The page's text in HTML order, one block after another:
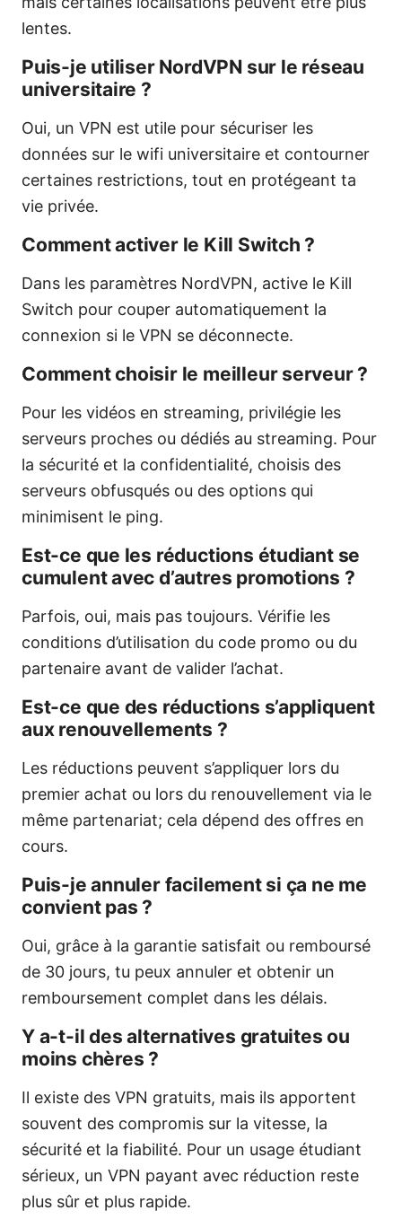
lentes.
Puis-je utiliser NordVPN sur le réseau
universitaire ?
Oui, un VPN est utile pour sécuriser les
données sur le wifi universitaire et contourner
certaines restrictions, tout en protégeant ta
vie privée.
Comment activer le Kill Switch ?
Dans les paramètres NordVPN, active le Kill
Switch pour couper automatiquement la
connexion si le VPN se déconnecte.
Comment choisir le meilleur serveur ?
Pour les vidéos en streaming, privilégie les
serveurs proches ou dédiés au streaming. Pour
la sécurité et la confidentialité, choisis des
serveurs obfusqués ou des options qui
minimisent le ping.
Est-ce que les réductions étudiant se
cumulent avec d’autres promotions ?
Parfois, oui, mais pas toujours. Vérifie les
conditions d’utilisation du code promo ou du
partenaire avant de valider l’achat.
Est-ce que des réductions s’appliquent
aux renouvellements ?
Les réductions peuvent s’appliquer lors du
premier achat ou lors du renouvellement via le
même partenariat; cela dépend des offres en
cours.
Puis-je annuler facilement si ça ne me
convient pas ?
Oui, grâce à la garantie satisfait ou remboursé
de 30 jours, tu peux annuler et obtenir un
remboursement complet dans les délais.
Y a-t-il des alternatives gratuites ou
moins chères ?
Il existe des VPN gratuits, mais ils apportent
souvent des compromis sur la vitesse, la
sécurité et la fiabilité. Pour un usage étudiant
sérieux, un VPN payant avec réduction reste
plus sûr et plus rapide.